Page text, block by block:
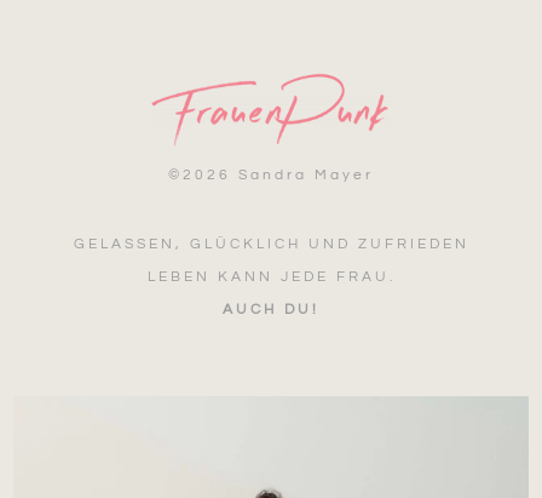
© 2026 Sandra Mayer
GELASSEN, GLÜCKLICH UND ZUFRIEDEN
LEBEN KANN JEDE FRAU.
AUCH DU!